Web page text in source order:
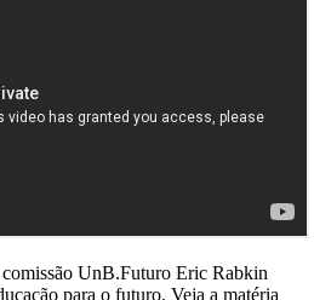
UnB.Futuro Eric Rabkin
para o futuro. Veja a matéria